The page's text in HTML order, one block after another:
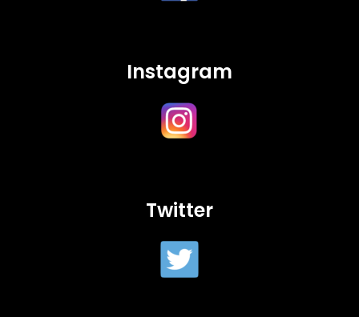
Instagram
Twitter